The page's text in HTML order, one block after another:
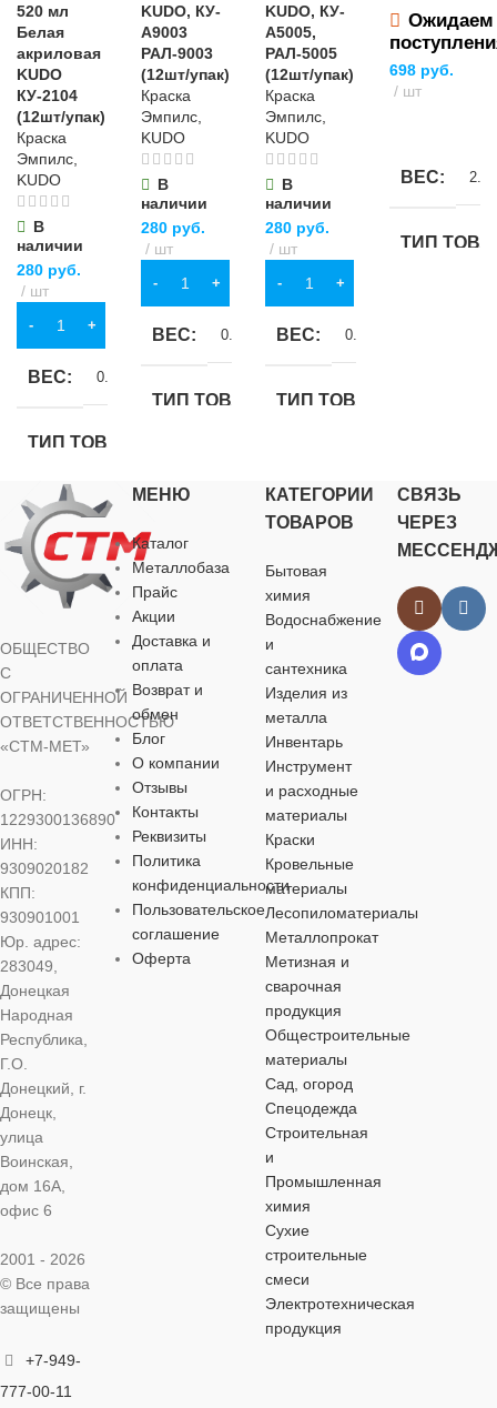
63 мм
ОСОБЕННОСТИ
520 мл
Белая
акриловая
KUDO
КУ-2104
(12шт/упак)
Краска
Эмпилс,
KUDO
В
наличии
280 руб.
шт
В КОРЗИНУ
ВЕС 0.52 кг
ТИП ТОВАРА
аэрозольная краска
НАЗНАЧЕНИЕ
для строительства,
для хозяйственно-
бытовых нужд
БРЕНД KUDO
ВИД РАБОТ
для наружных работ
УПАКОВКА
баллон
ОБЪЕМ
ЦВЕТ
МАТЕРИАЛ
алкидная
ОСОБЕННОСТИ
KUDO, КУ-
А9003
РАЛ-9003
(12шт/упак)
Краска
Эмпилс,
KUDO
В
наличии
280 руб.
шт
В КОРЗИНУ
ВЕС 0.52 кг
ТИП ТОВАРА
НАЗНАЧЕНИЕ
для строительства,
для хозяйственно-
бытовых нужд
ВИД РАБОТ
для наружных работ
УПАКОВКА
520 мл
ОСОБЕННОСТИ
KUDO, КУ-
А5005,
РАЛ-5005
(12шт/упак)
Краска
Эмпилс,
KUDO
В
наличии
280 руб.
шт
В КОРЗИНУ
ВЕС 0.52 кг
ТИП ТОВАРА
НАЗНАЧЕНИЕ
для строительства
для хозяйственно-
бытовых нужд
БРЕНД
ВИД РАБОТ
для наружных работ
УПАКОВКА
баллон
ОБЪЕМ
МАТЕРИАЛ
ОСОБЕННОСТИ
Ожидаем
698 руб.
шт
ВЕС 2.7
ТИП
ВИД
ОБЩЕСТВО
С
ОГРАНИЧЕННОЙ
ОТВЕТСТВЕННОСТЬЮ
«СТМ-МЕТ»
ОГРН:
1229300136890
ИНН:
9309020182
КПП:
930901001
Юр. адрес:
283049,
Донецкая
Народная
Республика,
Г.О.
Донецкий, г.
Донецк,
улица
Воинская,
дом 16А,
офис 6
2001 - 2026
© Все права
защищены
+7-949-
777-00-11
МЕНЮ
Каталог
Металлобаза
Прайс
Акции
Доставка и
оплата
Возврат и
обмен
Блог
О компании
Отзывы
Контакты
Реквизиты
Политика
конфиденциальности
Пользовательское
соглашение
Оферта
КАТЕГОРИИ
ТОВАРОВ
Бытовая
химия
Водоснабжение
и
сантехника
Изделия из
металла
Инвентарь
Инструмент
и расходные
материалы
Краски
Кровельные
материалы
Лесопиломатериалы
Металлопрокат
Метизная и
сварочная
продукция
Общестроительные
материалы
Сад, огород
Спецодежда
Строительная
и
Промышленная
химия
Сухие
строительные
смеси
Электротехническая
продукция
СВЯЗЬ
ЧЕРЕЗ